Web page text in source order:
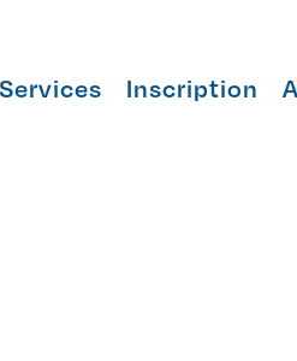
Services Inscription